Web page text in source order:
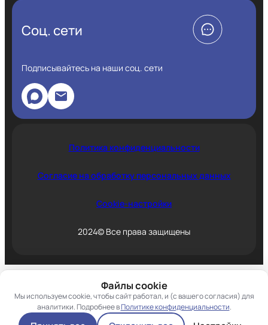
Соц. сети
Подписывайтесь на наши соц. сети
Политика конфиденциальности
Согласие на обработку персональных данных
Cookie-настройки
2024© Все права защищены
Файлы cookie
Мы используем cookie, чтобы сайт работал, и (с вашего согласия) для
аналитики. Подробнее вПолитике конфиденциальности.